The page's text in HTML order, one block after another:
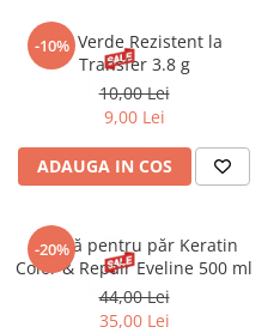
-10%
Ruj Verde Rezistent la
Transfer 3.8 g
10,00 Lei
9,00 Lei
ADAUGA IN COS
-20%
Mască pentru păr Keratin
Color & Repair Eveline 500 ml
44,00 Lei
35,00 Lei